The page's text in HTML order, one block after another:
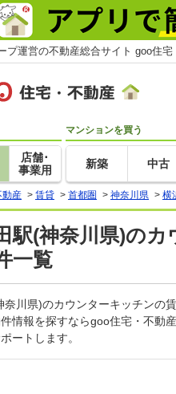
プ運営の不動産総合サイト goo住宅
店舗･
事業用
マンションを買う
新築 中古
動産 > 賃貸 > 首都圏 > 神奈川県 > 横
駅(神奈川県)の
一覧
奈川県)のカウンターキッチンの
情報を探すならgoo住宅・不動
ートします。